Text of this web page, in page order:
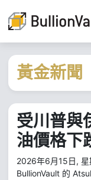
黃金新聞
受川普與
油價格下
2026年6月15日, 星
BullionVault 的